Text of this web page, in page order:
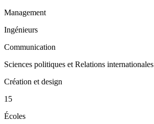
Management
Ingénieurs
Communication
Sciences politiques et Relations internationales
Création et design
15
Écoles